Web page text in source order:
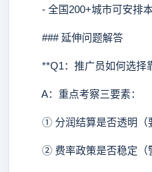
- 全国200+城市可安排
### 延伸问题解答
**Q1：推广员如何选择
A：重点考察三要素：
① 分润结算是否透明（要
② 费率政策是否稳定（警